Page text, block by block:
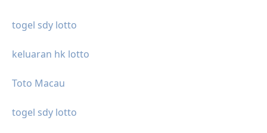
togel sdy lotto
keluaran hk lotto
Toto Macau
togel sdy lotto